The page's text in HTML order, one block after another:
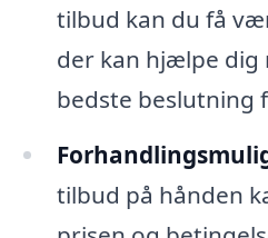
tilbud kan du få
der kan hjælpe
bedste beslutning
tilbud på hånden